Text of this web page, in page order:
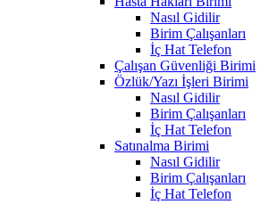
Nasıl Gidilir
Birim Çalışanları
İç Hat Telefon
Çalışan Güvenliği Birimi
Özlük/Yazı İşleri Birimi
Nasıl Gidilir
Birim Çalışanları
İç Hat Telefon
Satınalma Birimi
Nasıl Gidilir
Birim Çalışanları
İç Hat Telefon